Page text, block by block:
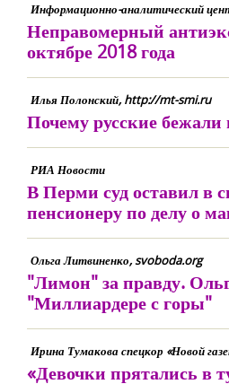
Информационно-аналитический
Неправомерный
октябре 2018 года
Илья Полонский, http://mt-smi.ru
Почему русские
РИА Новости
В Перми суд оставил в
пенсионеру по делу о
Ольга Литвиненко, svoboda.org
"Лимон" за правду.
"Миллиардере с горы"
Ирина Тумакова спецкор «Новой
«Девочки прятались в